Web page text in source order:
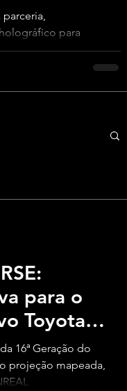
para
para o
Toyota
16ª Geração do
projeção mapeada,